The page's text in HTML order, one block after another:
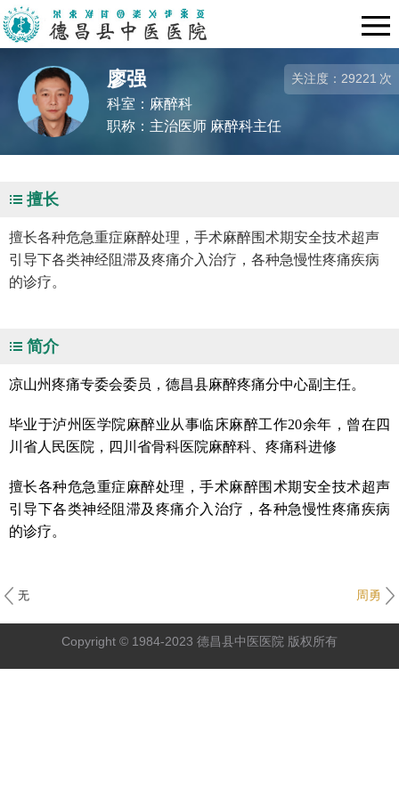
廖强 关注度： 29221 次
科室：麻醉科
职称：主治医师 麻醉科主任
擅长
擅长各种危急重症麻醉处理，手术麻醉围术期安全技术超声
引导下各类神经阻滞及疼痛介入治疗，各种急慢性疼痛疾病
的诊疗。
简介
凉山州疼痛专委会委员，德昌县麻醉疼痛分中心副主任。
毕业于泸州医学院麻醉业从事临床麻醉工作20余年，曾在四
川省人民医院，四川省骨科医院麻醉科、疼痛科进修
擅长各种危急重症麻醉处理，手术麻醉围术期安全技术超声
引导下各类神经阻滞及疼痛介入治疗，各种急慢性疼痛疾病
的诊疗。
无 周勇
Copyright © 1984-2023 德昌县中医医院 版权所有